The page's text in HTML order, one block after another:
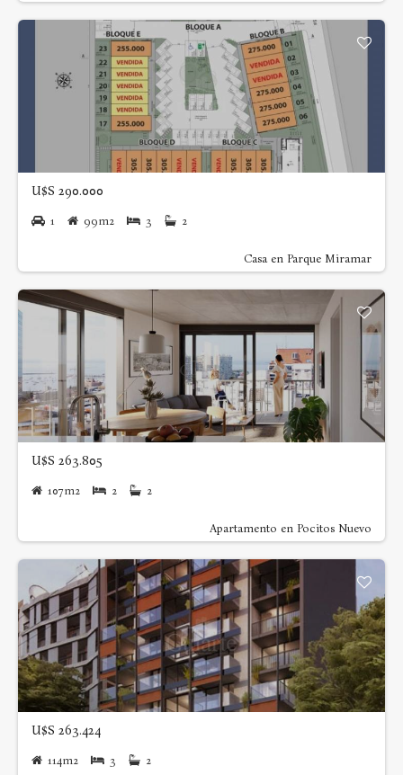
U$S 290.000
1 99m2 3 2
Casa en Parque Miramar
U$S 263.805
107m2 2 2
Apartamento en Pocitos Nuevo
U$S 263.424
114m2 3 2